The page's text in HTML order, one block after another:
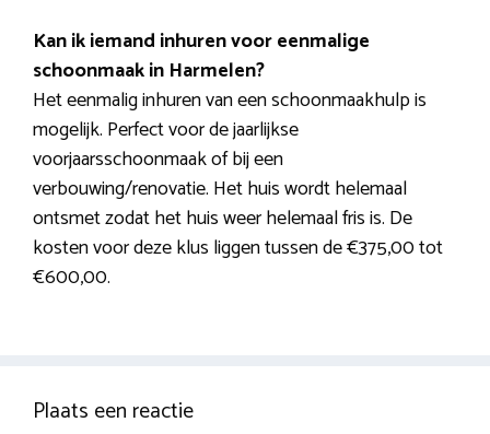
Kan ik iemand inhuren voor eenmalige
schoonmaak in Harmelen?
Het eenmalig inhuren van een schoonmaakhulp is
mogelijk. Perfect voor de jaarlijkse
voorjaarsschoonmaak of bij een
verbouwing/renovatie. Het huis wordt helemaal
ontsmet zodat het huis weer helemaal fris is. De
kosten voor deze klus liggen tussen de €375,00 tot
€600,00.
Plaats een reactie